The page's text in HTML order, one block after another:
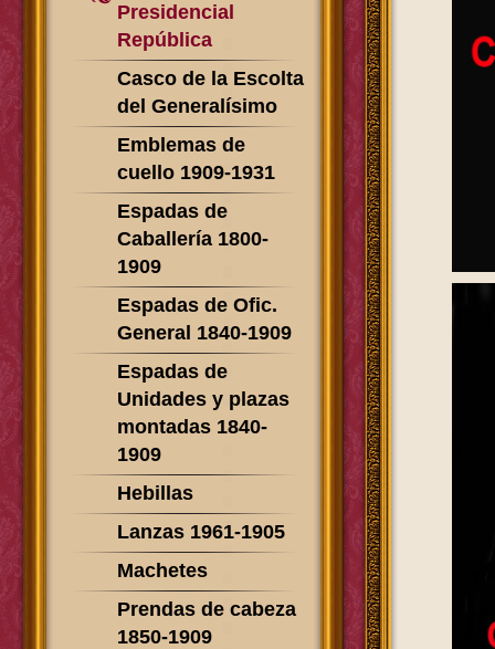
Presidencial
República
Casco de la Escolta
del Generalísimo
Emblemas de
cuello 1909-1931
Espadas de
Caballería 1800-
1909
Espadas de Ofic.
General 1840-1909
Espadas de
Unidades y plazas
montadas 1840-
1909
Hebillas
Lanzas 1961-1905
Machetes
Prendas de cabeza
1850-1909